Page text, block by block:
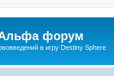
форум
в игру Destiny Sphere